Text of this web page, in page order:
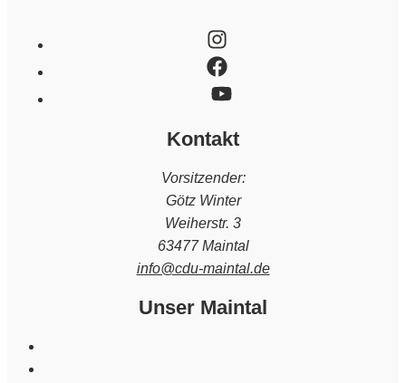
Kontakt
Vorsitzender:
Götz Winter
Weiherstr. 3
63477 Maintal
info@cdu-maintal.de
Unser Maintal